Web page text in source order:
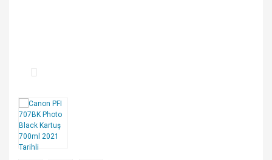
Pfi-303
Pfi-310
Pfi-320